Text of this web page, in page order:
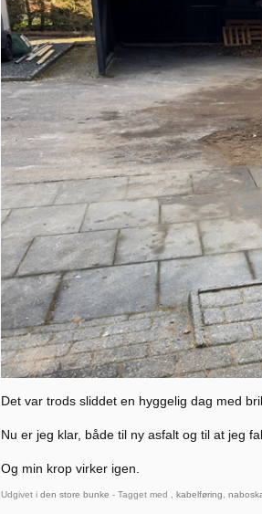
Det var trods sliddet en hyggelig dag med
Nu er jeg klar, både til ny asfalt og til at jeg
Og min krop virker igen.
Udgivet i den store bunke - Tagget med , kabelføring